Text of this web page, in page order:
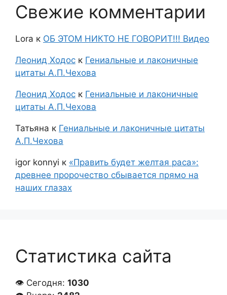
Свежие комментарии
Lora к ОБ ЭТОМ НИКТО НЕ ГОВОРИТ!!! Видео
Леонид Ходос к Гениальные и лаконичные
цитаты А.П.Чехова
Леонид Ходос к Гениальные и лаконичные
цитаты А.П.Чехова
Татьяна к Гениальные и лаконичные цитаты
А.П.Чехова
igor konnyi к «Править будет желтая раса»:
древнее пророчество сбывается прямо на
наших глазах
Статистика сайта
👁 Сегодня: 1030